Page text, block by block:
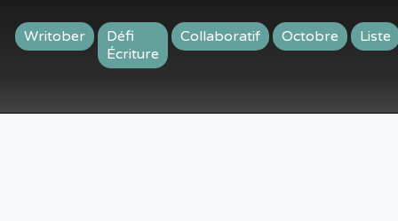
Writober
Défi
Écriture
Collaboratif Octobre Liste